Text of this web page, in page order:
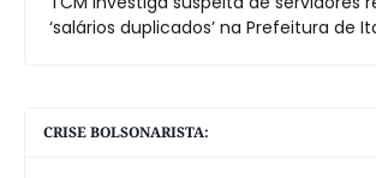
‘salários duplicados’ na Prefeitura de
CRISE BOLSONARISTA: